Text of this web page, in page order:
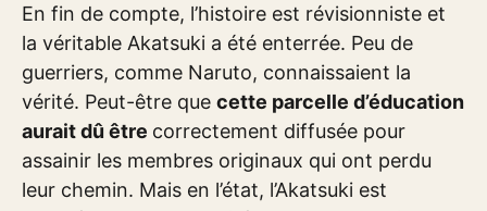
En fin de compte, l’histoire est révisionniste et
la véritable Akatsuki a été enterrée. Peu de
guerriers, comme Naruto, connaissaient la
vérité. Peut-être que cette parcelle d’éducation
aurait dû être correctement diffusée pour
assainir les membres originaux qui ont perdu
leur chemin. Mais en l’état, l’Akatsuki est